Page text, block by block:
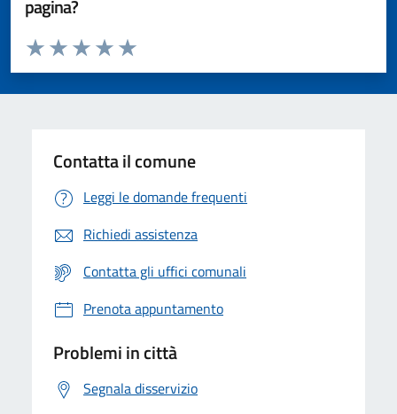
pagina?
Valuta da 1 a 5 stelle la pagina
Valuta 5 stelle su 5
Valuta 4 stelle su 5
Valuta 3 stelle su 5
Valuta 2 stelle su 5
Valuta 1 stelle su 5
Contatta il comune
Leggi le domande frequenti
Richiedi assistenza
Contatta gli uffici comunali
Prenota appuntamento
Problemi in città
Segnala disservizio